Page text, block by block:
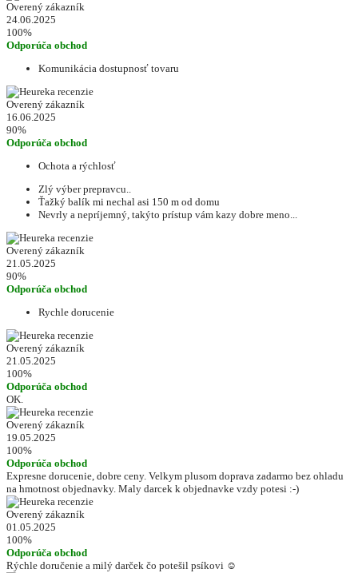
Overený zákazník
24.06.2025
100%
Odporúča obchod
Komunikácia dostupnosť tovaru
Overený zákazník
16.06.2025
90%
Odporúča obchod
Ochota a rýchlosť
Zlý výber prepravcu..
Ťažký balík mi nechal asi 150 m od domu
Nevrly a nepríjemný, takýto prístup vám kazy dobre meno...
Overený zákazník
21.05.2025
90%
Odporúča obchod
Rychle dorucenie
Overený zákazník
21.05.2025
100%
Odporúča obchod
OK.
Overený zákazník
19.05.2025
100%
Odporúča obchod
Expresne dorucenie, dobre ceny. Velkym plusom doprava zadarmo bez ohladu
na hmotnost objednavky. Maly darcek k objednavke vzdy potesi :-)
Overený zákazník
01.05.2025
100%
Odporúča obchod
Rýchle doručenie a milý darček čo potešil psíkovi ☺️